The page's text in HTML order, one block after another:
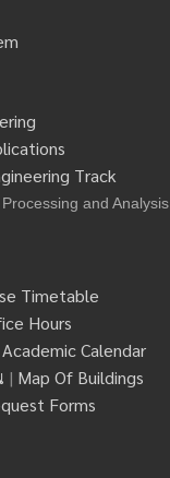
Track
and Analysis
Timetable
Hours
Academic Calendar
| Map Of Buildings
Forms